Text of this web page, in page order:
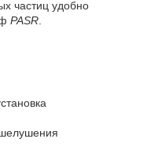
частиц удобно
PASR